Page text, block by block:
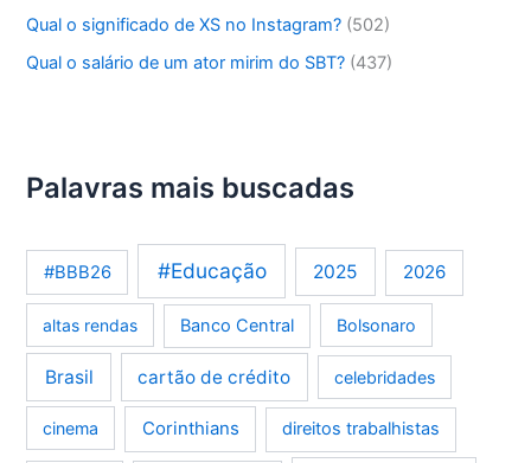
Qual o significado de XS no Instagram? (502)
Qual o salário de um ator mirim do SBT? (437)
Palavras mais buscadas
#BBB26 #Educação 2025 2026
altas rendas Banco Central Bolsonaro
Brasil cartão de crédito celebridades
cinema Corinthians direitos trabalhistas